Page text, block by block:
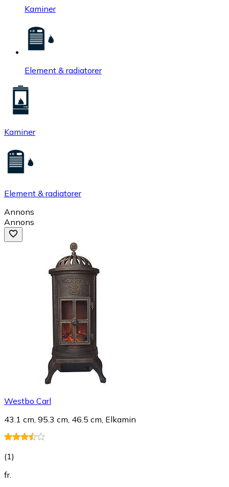
Kaminer
Element & radiatorer
Kaminer
Element & radiatorer
Annons
Annons
Westbo Carl
43.1 cm, 95.3 cm, 46.5 cm, Elkamin
(1)
fr.